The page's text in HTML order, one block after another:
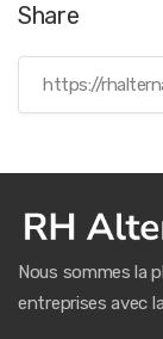
Share
Nous sommes la
entreprises avec